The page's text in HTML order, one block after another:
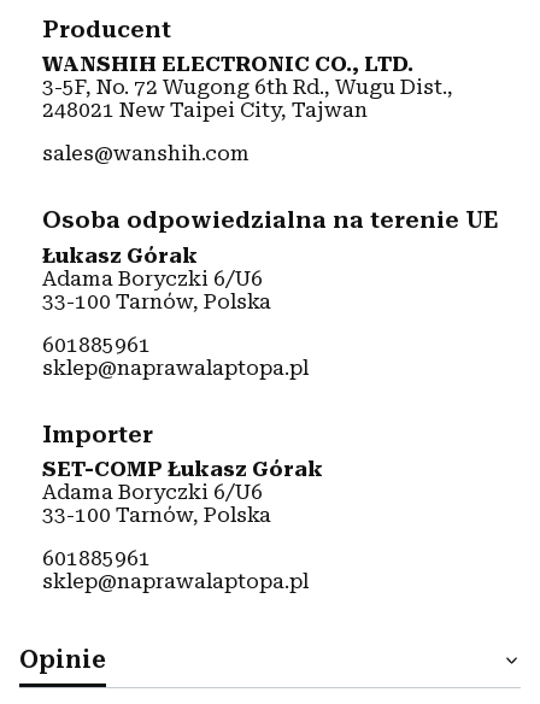
Producent
WANSHIH ELECTRONIC CO., LTD.
3-5F, No. 72 Wugong 6th Rd., Wugu Dist.,
248021 New Taipei City, Tajwan
sales@wanshih.com
Osoba odpowiedzialna na terenie UE
Łukasz Górak
Adama Boryczki 6/U6
33-100 Tarnów, Polska
601885961
sklep@naprawalaptopa.pl
Importer
SET-COMP Łukasz Górak
Adama Boryczki 6/U6
33-100 Tarnów, Polska
601885961
sklep@naprawalaptopa.pl
Opinie